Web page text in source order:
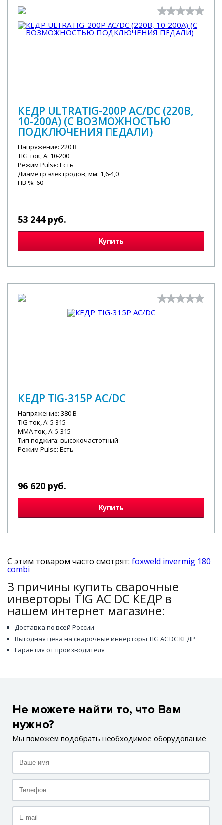
КЕДР ULTRATIG-200P AC/DC (220В,
10-200А) (С ВОЗМОЖНОСТЬЮ
ПОДКЛЮЧЕНИЯ ПЕДАЛИ)
Напряжение: 220 В
TIG ток, А: 10-200
Режим Pulse: Есть
Диаметр электродов, мм: 1,6-4,0
ПВ %: 60
53 244 руб.
Купить
КЕДР TIG-315P AC/DC
Напряжение: 380 В
TIG ток, А: 5-315
MMA ток, А: 5-315
Тип поджига: высокочастотный
Режим Pulse: Есть
96 620 руб.
Купить
С этим товаром часто смотрят: foxweld invermig 180
combi
3 причины купить сварочные
инверторы TIG AC DC КЕДР в
нашем интернет магазине:
Доставка по всей России
Выгодная цена на сварочные инверторы TIG AC DC КЕДР
Гарантия от производителя
Не можете найти то, что Вам
нужно?
Мы поможем подобрать необходимое оборудование